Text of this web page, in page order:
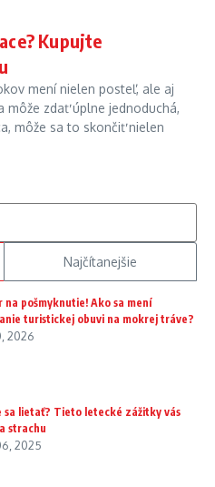
Kupujte
mení nielen posteľ, ale aj
zdať úplne jednoduchá,
môže sa to skončiť nielen
Najčítanejšie
na pošmyknutie! Ako sa mení
turistickej obuvi na mokrej tráve?
2026
sa lietať? Tieto letecké zážitky vás
strachu
2025